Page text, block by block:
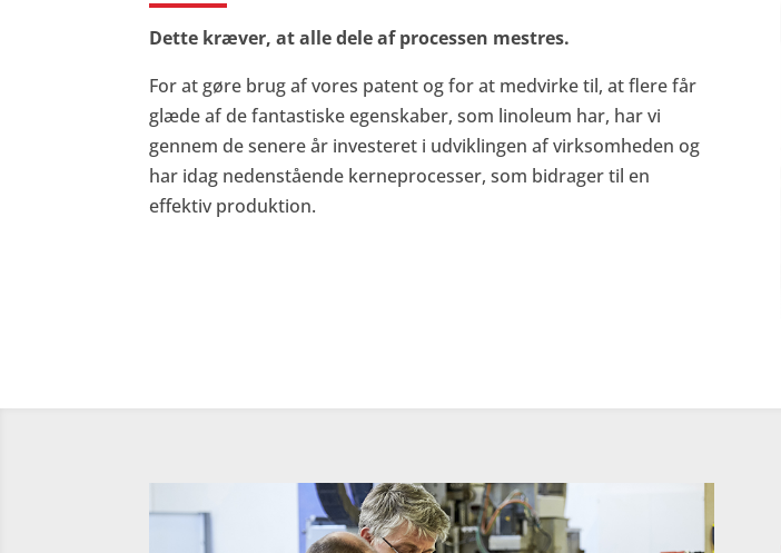
Dette kræver, at alle dele af processen mestres.
For at gøre brug af vores patent og for at medvirke til, at flere får
glæde af de fantastiske egenskaber, som linoleum har, har vi
gennem de senere år investeret i udviklingen af virksomheden og
har idag nedenstående kerneprocesser, som bidrager til en
effektiv produktion.